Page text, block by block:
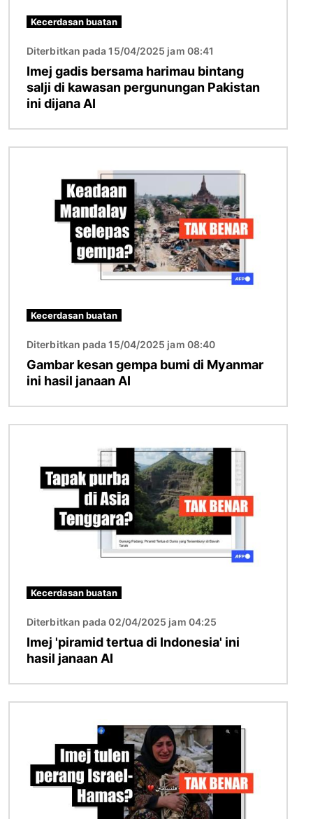
Kecerdasan buatan
Diterbitkan pada 15/04/2025 jam 08:41
Imej gadis bersama harimau bintang
salji di kawasan pergunungan Pakistan
ini dijana AI
Kecerdasan buatan
Diterbitkan pada 15/04/2025 jam 08:40
Gambar kesan gempa bumi di Myanmar
ini hasil janaan AI
Kecerdasan buatan
Diterbitkan pada 02/04/2025 jam 04:25
Imej 'piramid tertua di Indonesia' ini
hasil janaan AI